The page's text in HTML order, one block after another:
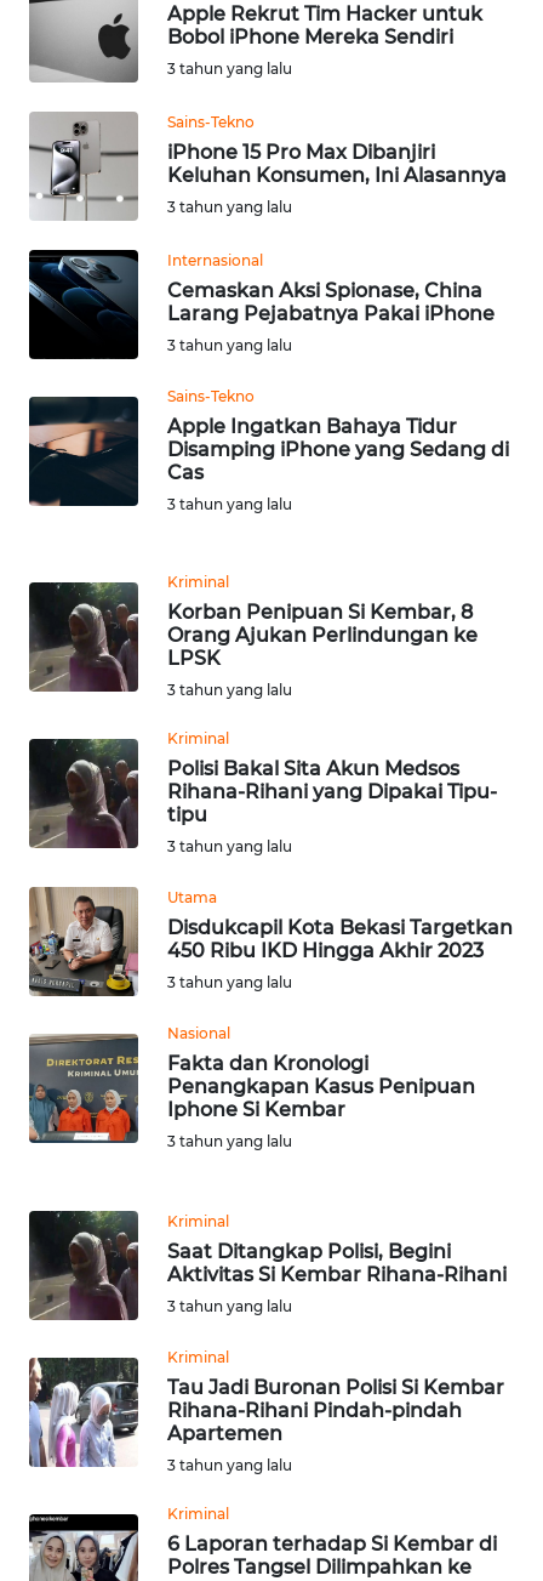
Apple Rekrut Tim Hacker untuk
Bobol iPhone Mereka Sendiri
3 tahun yang lalu
Sains-Tekno
iPhone 15 Pro Max Dibanjiri
Keluhan Konsumen, Ini Alasannya
3 tahun yang lalu
Internasional
Cemaskan Aksi Spionase, China
Larang Pejabatnya Pakai iPhone
3 tahun yang lalu
Sains-Tekno
Apple Ingatkan Bahaya Tidur
Disamping iPhone yang Sedang di
Cas
3 tahun yang lalu
Kriminal
Korban Penipuan Si Kembar, 8
Orang Ajukan Perlindungan ke
LPSK
3 tahun yang lalu
Kriminal
Polisi Bakal Sita Akun Medsos
Rihana-Rihani yang Dipakai Tipu-
tipu
3 tahun yang lalu
Utama
Disdukcapil Kota Bekasi Targetkan
450 Ribu IKD Hingga Akhir 2023
3 tahun yang lalu
Nasional
Fakta dan Kronologi
Penangkapan Kasus Penipuan
Iphone Si Kembar
3 tahun yang lalu
Kriminal
Saat Ditangkap Polisi, Begini
Aktivitas Si Kembar Rihana-Rihani
3 tahun yang lalu
Kriminal
Tau Jadi Buronan Polisi Si Kembar
Rihana-Rihani Pindah-pindah
Apartemen
3 tahun yang lalu
Kriminal
6 Laporan terhadap Si Kembar di
Polres Tangsel Dilimpahkan ke
INFO
IKLAN
TENTANG
KAMI
MEDIA
SIBER
DISCLAIMER
Wahana
WN
SUMUT
JAKARTA
WN
JABAR
WN
BANTEN
WN
WN
KEPRI
WN
WN
PAPUA
BARAT
WN
RIAU